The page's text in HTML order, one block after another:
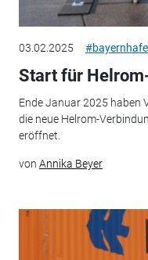
03.02.2025
Start für
Ende Januar 2025 haben
die neue Helrom-
eröffnet.
von Annika Beyer